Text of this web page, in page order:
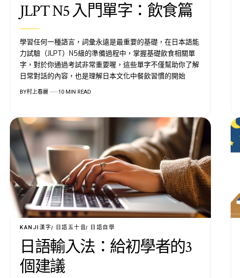
JLPT N5 入門單字：飲食篇
學習任何一種語言，詞彙永遠是最重要的基礎，在日本語能
力試驗（JLPT）N5級的準備過程中，掌握基礎飲食相關單
字，對於你通過考試非常重要喔，這些單字不僅幫助你了解
日常對話的內容，也是理解日本文化中餐飲習慣的開始
BY村上春麗 10 MIN READ
KANJI漢字 日語五十音 日語自學
日語輸入法：給初學者的3
個建議